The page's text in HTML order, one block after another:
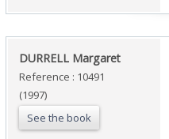
‎DURRELL Margaret‎
Reference : 10491
(1997)
See the book